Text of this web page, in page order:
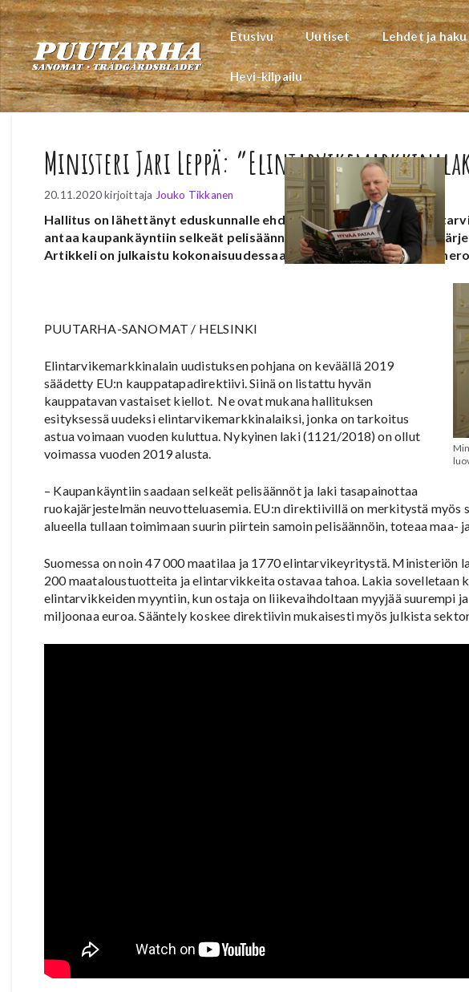
Siirry
sisältöön
Etusivu Uutiset Lehdet ja haku
Hevi-kilpailu
Ministeri Jari Leppä:
20.11.2020 kirjoittaja Jouko Tikkanen
Hallitus on lähettänyt eduskunnalle ehdotuksen uudistetusta
antaa kaupankäyntiin selkeät pelisäännöt ja tasapainottaa
Artikkeli on julkaistu kokonaisuudessaan Puutarha-Sanomien
PUUTARHA-SANOMAT / HELSINKI
Elintarvikemarkkinalain uudistuksen pohjana on keväällä 2019
säädetty EU:n kauppatapadirektiivi. Siinä on listattu hyvän
kauppatavan vastaiset kiellot. Ne ovat mukana hallituksen
esityksessä uudeksi elintarvikemarkkinalaiksi, jonka on tarkoitus
astua voimaan vuoden kuluttua. Nykyinen laki (1121/2018) on ollut
voimassa vuoden 2019 alusta.
– Kaupankäyntiin saadaan selkeät pelisäännöt ja laki tasapainottaa
ruokajärjestelmän neuvotteluasemia. EU:n direktiivillä on merkitystä myös
alueella tullaan toimimaan suurin piirtein samoin pelisäännöin, toteaa maa-
Suomessa on noin 47 000 maatilaa ja 1770 elintarvikeyritystä. Ministeriön
200 maataloustuotteita ja elintarvikkeita ostavaa tahoa. Lakia sovelletaan
elintarvikkeiden myyntiin, kun ostaja on liikevaihdoltaan myyjää suurempi
miljoonaa euroa. Sääntely koskee direktiivin mukaisesti myös julkista